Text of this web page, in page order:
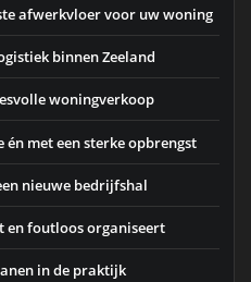
afwerkvloer voor uw woning
binnen Zeeland
woningverkoop
én met een sterke opbrengst
nieuwe bedrijfshal
en foutloos organiseert
in de praktijk